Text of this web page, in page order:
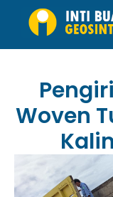
Woven